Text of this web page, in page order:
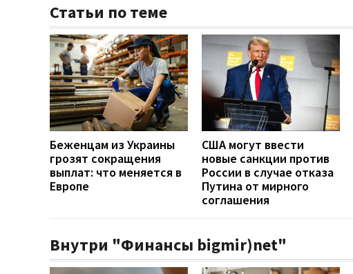
Статьи по теме
Беженцам из Украины
грозят сокращения
выплат: что меняется в
Европе
США могут ввести
новые санкции против
России в случае отказа
Путина от мирного
соглашения
Внутри "Финансы bigmir)net"